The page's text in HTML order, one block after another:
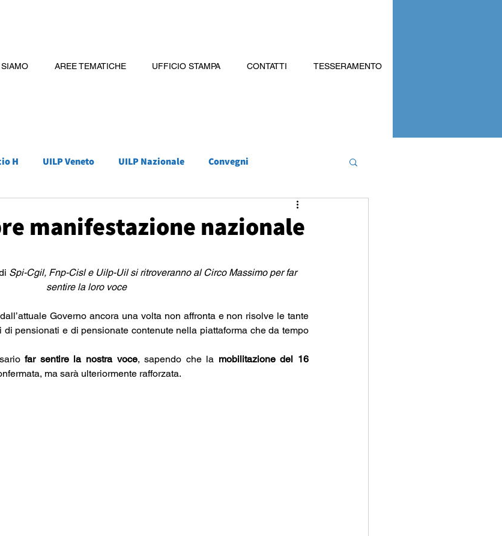
AREE TEMATICHE UFFICIO STAMPA CONTATTI TESSERAMENTO
H UILP Veneto UILP Nazionale Convegni
manifestazione nazionale
Spi-Cgil, Fnp-Cisl e Uilp-Uil si ritroveranno al Circo Massimo per far
sentire la loro voce
Governo ancora una volta non affronta e non risolve le tante
pensionati e di pensionate contenute nella piattaforma che da tempo
far sentire la nostra voce, sapendo che la mobilitazione del 16
ma sarà ulteriormente rafforzata.